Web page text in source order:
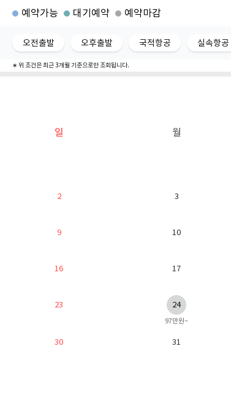
예약가능 대기예약 예약마감
오전출발 오후출발 국적항공 실속항공
∗ 위 조건은 최근 3개월 기준으로만 조회됩니다.
일 월
2 3
9 10
16 17
23 24
97만원~
30 31